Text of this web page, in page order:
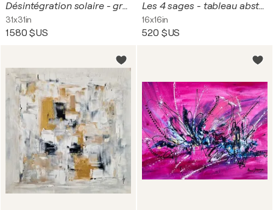
Désintégration solaire - grand tableau abstrait orange
31x31in
1 580 $US
Les 4 sages - tableau abstrait minimaliste
16x16in
520 $US